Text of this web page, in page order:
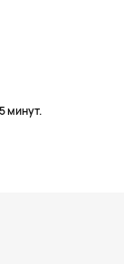
минут.